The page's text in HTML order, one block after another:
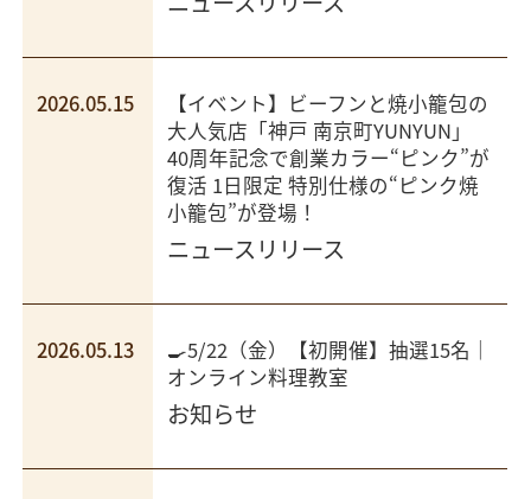
2026.05.15
【イベント】ビーフンと焼小籠包の
大人気店「神戸 南京町YUNYUN」
40周年記念で創業カラー“ピンク”が
復活 1日限定 特別仕様の“ピンク焼
小籠包”が登場！
ニュースリリース
2026.05.13
🍳5/22（金）【初開催】抽選15名｜
オンライン料理教室
お知らせ